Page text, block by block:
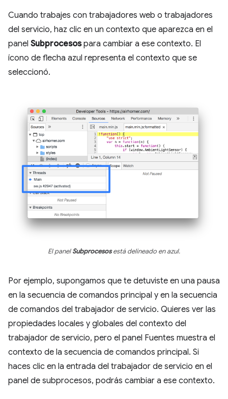
Cuando trabajes con trabajadores web o trabajadores
del servicio, haz clic en un contexto que aparezca en el
panel Subprocesospara cambiar a ese contexto. El
ícono de flecha azul representa el contexto que se
seleccionó.
El panelSubprocesosestá delineado en azul.
Por ejemplo, supongamos que te detuviste en una pausa
en la secuencia de comandos principal y en la secuencia
de comandos del trabajador de servicio. Quieres ver las
propiedades locales y globales del contexto del
trabajador de servicio, pero el panel Fuentes muestra el
contexto de la secuencia de comandos principal. Si
haces clic en la entrada del trabajador de servicio en el
panel de subprocesos, podrás cambiar a ese contexto.